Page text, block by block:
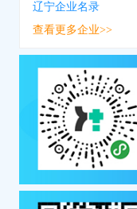
辽宁企业名录
查看更多企业>>